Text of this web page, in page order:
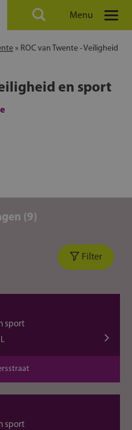
Menu
» ROC van Twente - Veiligheid
en sport
(9)
Filter
sport
sport